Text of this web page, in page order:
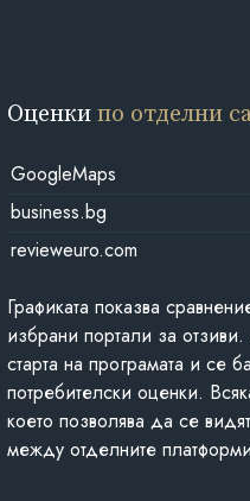
Оценкипо отделни
GoogleMaps
business.bg
revieweuro.com
Графиката показва
избрани портали за
старта на програмата и се
потребителски оценки.
което позволява да се
между отделните